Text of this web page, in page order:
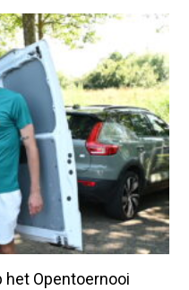
het Opentoernooi